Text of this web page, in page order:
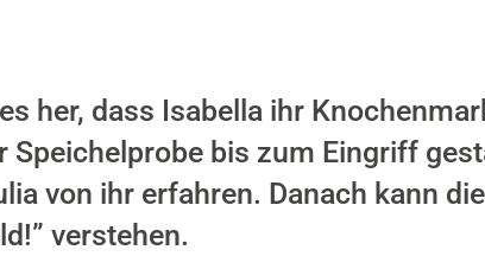
her, dass Isabella ihr
Speichelprobe bis zum Eingriff
von ihr erfahren. Danach kann
verstehen.